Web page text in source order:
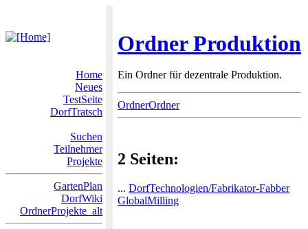
Ordner Produktion
Home
Neues
TestSeite
DorfTratsch
Suchen
Teilnehmer
Projekte
GartenPlan
DorfWiki
OrdnerProjekte_alt
Ein Ordner für dezentrale Produktion.
OrdnerOrdner
2 Seiten:
... DorfTechnologien/Fabrikator-Fabber
GlobalMilling